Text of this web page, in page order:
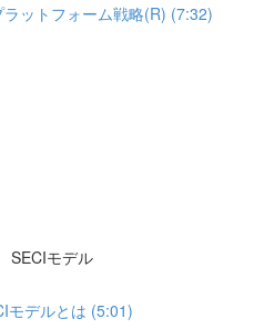
ットフォーム戦略(R) (7:32)
モデル
デルとは (5:01)